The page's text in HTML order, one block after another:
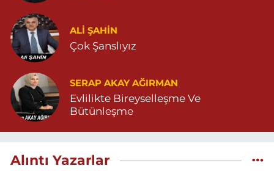
ALI ŞAHİN
Çok Şanslıyız
SERAP AKAY AĞIRMAN
Evlilikte Bireyselleşme Ve
Bütünleşme
Alıntı Yazarlar